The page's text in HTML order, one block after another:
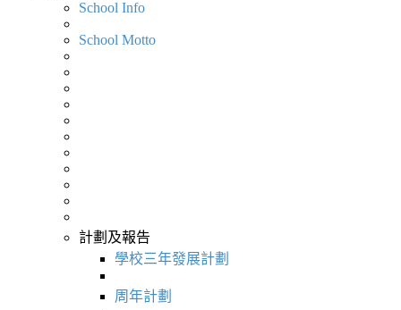
School Info
School Motto
計劃及報告
學校三年發展計劃
周年計劃